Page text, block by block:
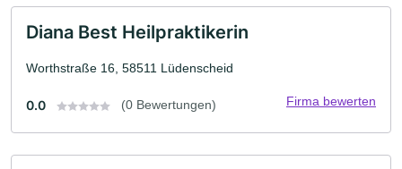
Diana Best Heilpraktikerin
Worthstraße 16, 58511 Lüdenscheid
0.0 (0 Bewertungen) Firma bewerten